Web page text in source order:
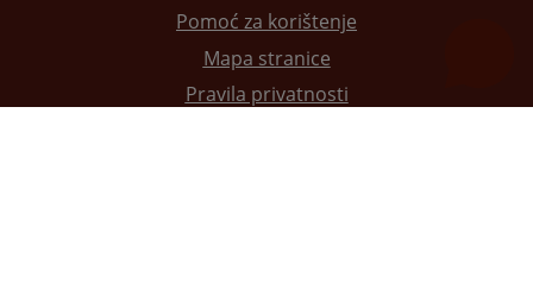
Pomoć za korištenje
Mapa stranice
Pravila privatnosti